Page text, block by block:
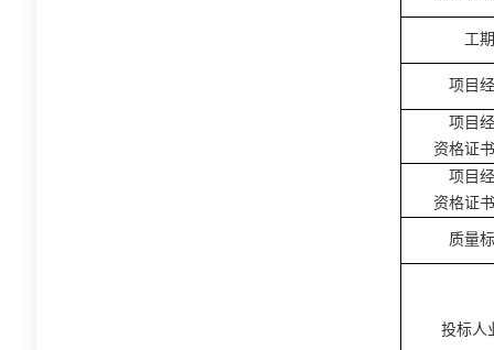
工期
项目
项目
资格证
项目
资格证
质量
投标人